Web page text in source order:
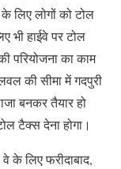
लिए लोगों को टोल
भी हाईवे पर टोल
परियोजना का काम
की सीमा में गदपुरी
बनकर तैयार हो
टैक्स देना होगा।
वे के लिए फरीदाबाद,